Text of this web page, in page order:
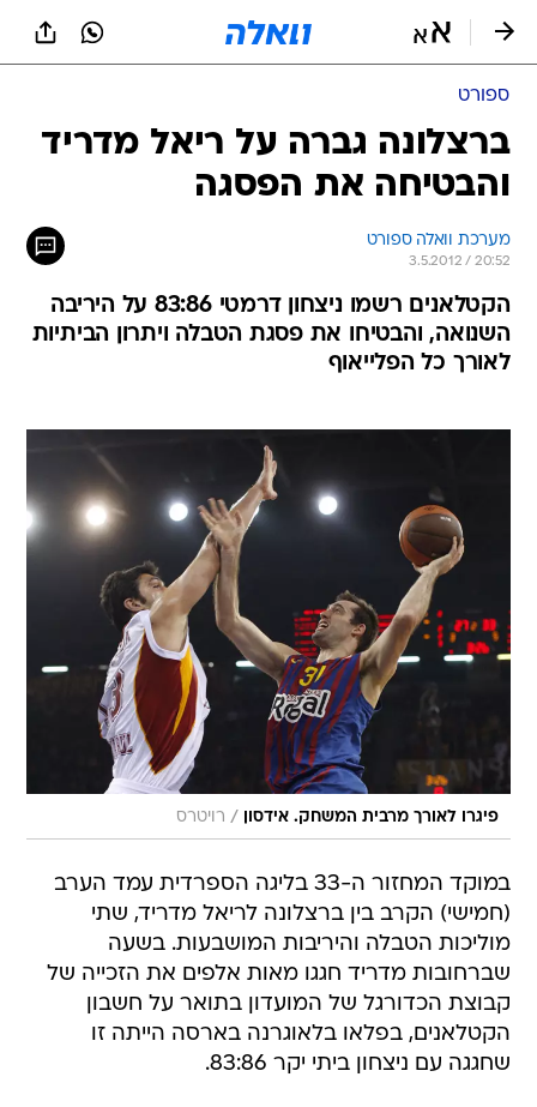
ספורט
ברצלונה גברה על ריאל מדריד
והבטיחה את הפסגה
מערכת וואלה ספורט
3.5.2012 / 20:52
הקטלאנים רשמו ניצחון דרמטי 83:86 על היריבה
השנואה, והבטיחו את פסגת הטבלה ויתרון הביתיות
לאורך כל הפלייאוף
פיגרו לאורך מרבית המשחק. אידסון / רויטרס
במוקד המחזור ה-33 בליגה הספרדית עמד הערב
(חמישי) הקרב בין ברצלונה לריאל מדריד, שתי
מוליכות הטבלה והיריבות המושבעות. בשעה
שברחובות מדריד חגגו מאות אלפים את הזכייה של
קבוצת הכדורגל של המועדון בתואר על חשבון
הקטלאנים, בפלאו בלאוגרנה בארסה הייתה זו
שחגגה עם ניצחון ביתי יקר 83:86.